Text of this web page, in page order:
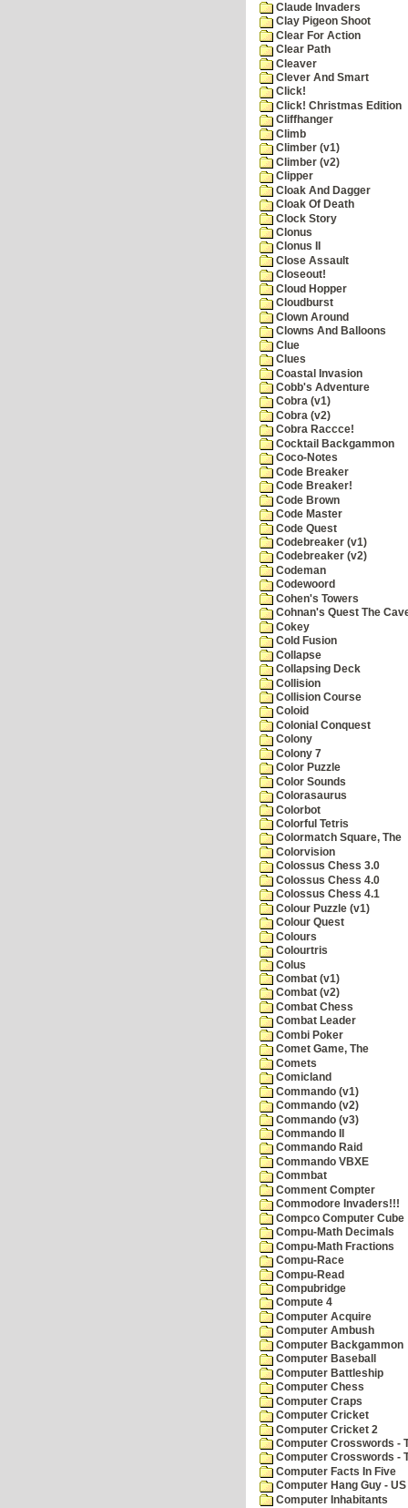
Claude Invaders
Clay Pigeon Shoot
Clear For Action
Clear Path
Cleaver
Clever And Smart
Click!
Click! Christmas Edition
Cliffhanger
Climb
Climber (v1)
Climber (v2)
Clipper
Cloak And Dagger
Cloak Of Death
Clock Story
Clonus
Clonus II
Close Assault
Closeout!
Cloud Hopper
Cloudburst
Clown Around
Clowns And Balloons
Clue
Clues
Coastal Invasion
Cobb's Adventure
Cobra (v1)
Cobra (v2)
Cobra Raccce!
Cocktail Backgammon
Coco-Notes
Code Breaker
Code Breaker!
Code Brown
Code Master
Code Quest
Codebreaker (v1)
Codebreaker (v2)
Codeman
Codewoord
Cohen's Towers
Cohnan's Quest The
Cokey
Cold Fusion
Collapse
Collapsing Deck
Collision
Collision Course
Coloid
Colonial Conquest
Colony
Colony 7
Color Puzzle
Color Sounds
Colorasaurus
Colorbot
Colorful Tetris
Colormatch Square, The
Colorvision
Colossus Chess 3.0
Colossus Chess 4.0
Colossus Chess 4.1
Colour Puzzle (v1)
Colour Quest
Colours
Colourtris
Colus
Combat (v1)
Combat (v2)
Combat Chess
Combat Leader
Combi Poker
Comet Game, The
Comets
Comicland
Commando (v1)
Commando (v2)
Commando (v3)
Commando II
Commando Raid
Commando VBXE
Commbat
Comment Compter
Commodore Invaders!!!
Compco Computer Cube
Compu-Math Decimals
Compu-Math Fractions
Compu-Race
Compu-Read
Compubridge
Compute 4
Computer Acquire
Computer Ambush
Computer Backgammon
Computer Baseball
Computer Battleship
Computer Chess
Computer Craps
Computer Cricket
Computer Cricket 2
Computer Crosswords -
Computer Crosswords -
Computer Facts In Five
Computer Hang Guy -
Computer Inhabitants